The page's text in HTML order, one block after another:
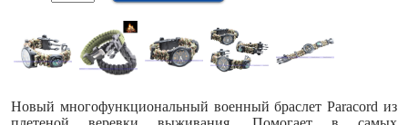
Новый многофункциональный военный браслет Paracord из